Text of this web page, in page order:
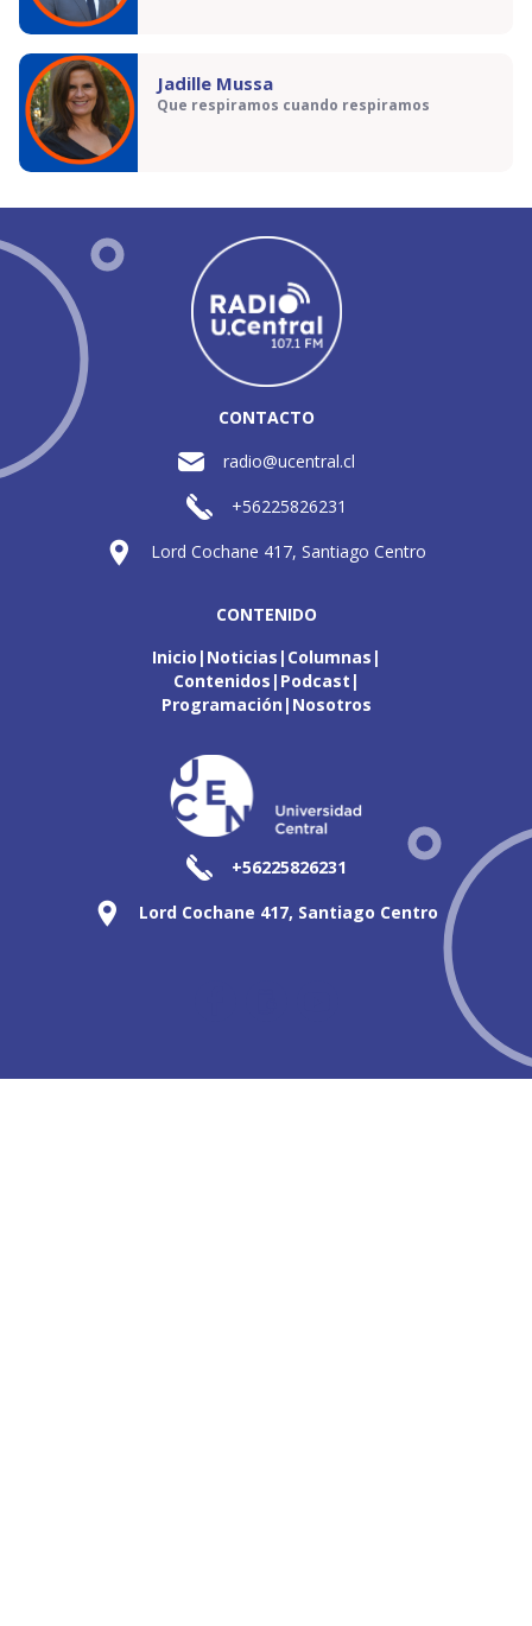
Jadille Mussa
Que respiramos cuando respiramos
CONTACTO
radio@ucentral.cl
+56225826231
Lord Cochane 417, Santiago Centro
CONTENIDO
Inicio Noticias Columnas
Contenidos Podcast
Programación Nosotros
+56225826231
Lord Cochane 417, Santiago Centro